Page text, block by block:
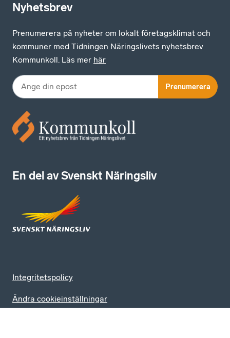
Nyhetsbrev
Prenumerera på nyheter om lokalt företagsklimat och
kommuner med Tidningen Näringslivets nyhetsbrev
Kommunkoll. Läs mer här
Prenumerera
En del av Svenskt Näringsliv
Integritetspolicy
Ändra cookieinställningar